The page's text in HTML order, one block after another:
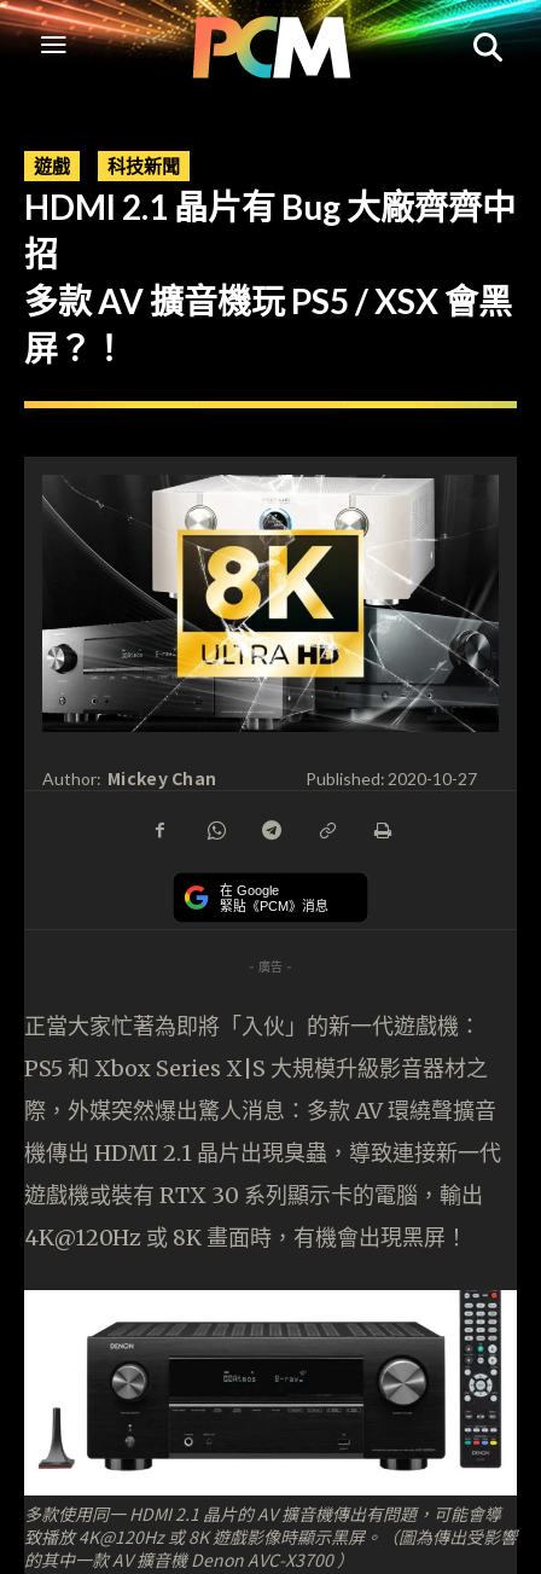
遊戲 科技新聞
HDMI 2.1 晶片有 Bug 大廠齊齊中
招
多款 AV 擴音機玩 PS5 / XSX 會黑
屏？！
Author: Mickey Chan Published: 2020-10-27
在 Google
緊貼《PCM》消息
- 廣告 -
正當大家忙著為即將「入伙」的新一代遊戲機：
PS5 和 Xbox Series X|S 大規模升級影音器材之
際，外媒突然爆出驚人消息：多款 AV 環繞聲擴音
機傳出 HDMI 2.1 晶片出現臭蟲，導致連接新一代
遊戲機或裝有 RTX 30 系列顯示卡的電腦，輸出
4K@120Hz 或 8K 畫面時，有機會出現黑屏！
多款使用同一 HDMI 2.1 晶片的 AV 擴音機傳出有問題，可能會導
致播放 4K@120Hz 或 8K 遊戲影像時顯示黑屏。（圖為傳出受影響
的其中一款 AV 擴音機 Denon AVC-X3700 ）